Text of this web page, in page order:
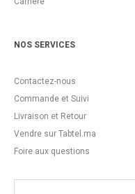
NOS SERVICES
Contactez-nous
Commande et Suivi
Livraison et Retour
Vendre sur Tabtel.ma
Foire aux questions